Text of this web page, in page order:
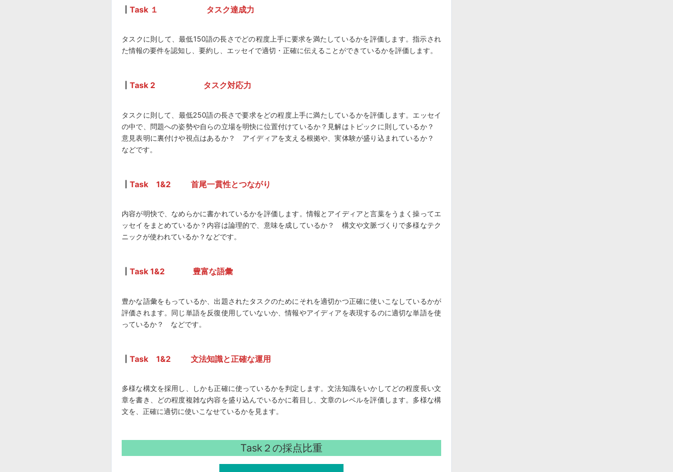
Task １ タスク達成力
タスクに則して、最低150語の長さでどの程度上手に要求を満たしているかを評価します。指示され
た情報の要件を認知し、要約し、エッセイで適切・正確に伝えることができているかを評価します。
Task 2 タスク対応力
タスクに則して、最低250語の長さで要求をどの程度上手に満たしているかを評価します。エッセイ
の中で、問題への姿勢や自らの立場を明快に位置付けているか？見解はトピックに則しているか？
意見表明に裏付けや視点はあるか？ アイディアを支える根拠や、実体験が盛り込まれているか？
などです。
Task 1&2 首尾一貫性とつながり
内容が明快で、なめらかに書かれているかを評価します。情報とアイディアと言葉をうまく操ってエ
ッセイをまとめているか？内容は論理的で、意味を成しているか？ 構文や文脈づくりで多様なテク
ニックが使われているか？などです。
Task 1&2 豊富な語彙
豊かな語彙をもっているか、出題されたタスクのためにそれを適切かつ正確に使いこなしているかが
評価されます。同じ単語を反復使用していないか、情報やアイディアを表現するのに適切な単語を使
っているか？ などです。
Task 1&2 文法知識と正確な運用
多様な構文を採用し、しかも正確に使っているかを判定します。文法知識をいかしてどの程度長い文
章を書き、どの程度複雑な内容を盛り込んでいるかに着目し、文章のレベルを評価します。多様な構
文を、正確に適切に使いこなせているかを見ます。
Task２の採点比重